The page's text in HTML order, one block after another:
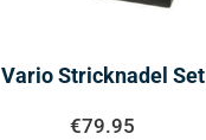
Vario Stricknadel Set
€79.95